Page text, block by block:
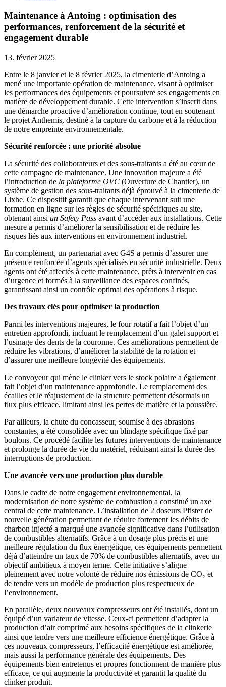
Maintenance à Antoing : optimisation des
performances, renforcement de la sécurité et
engagement durable
13. février 2025
Entre le 8 janvier et le 8 février 2025, la cimenterie d’Antoing a
mené une importante opération de maintenance, visant à optimiser
les performances des équipements et poursuivre ses engagements en
matière de développement durable. Cette intervention s’inscrit dans
une démarche proactive d’amélioration continue, tout en soutenant
le projet Anthemis, destiné à la capture du carbone et à la réduction
de notre empreinte environnementale.
Sécurité renforcée : une priorité absolue
La sécurité des collaborateurs et des sous-traitants a été au cœur de
cette campagne de maintenance. Une innovation majeure a été
l’introduction de la plateforme OVC (Ouverture de Chantier), un
système de gestion des sous-traitants déjà éprouvé à la cimenterie de
Lixhe. Ce dispositif garantit que chaque intervenant suit une
formation en ligne sur les règles de sécurité spécifiques au site,
obtenant ainsi un Safety Pass avant d’accéder aux installations. Cette
mesure a permis d’améliorer la sensibilisation et de réduire les
risques liés aux interventions en environnement industriel.
En complément, un partenariat avec G4S a permis d’assurer une
présence renforcée d’agents spécialisés en sécurité industrielle. Deux
agents ont été affectés à cette maintenance, prêts à intervenir en cas
d’urgence et formés à la surveillance des espaces confinés,
garantissant ainsi un contrôle optimal des opérations à risque.
Des travaux clés pour optimiser la production
Parmi les interventions majeures, le four rotatif a fait l’objet d’un
entretien approfondi, incluant le remplacement d’un galet support et
l’usinage des dents de la couronne. Ces améliorations permettent de
réduire les vibrations, d’améliorer la stabilité de la rotation et
d’assurer une meilleure longévité des équipements.
Le convoyeur qui mène le clinker vers le stock polaire a également
fait l’objet d’un maintenance approfondie. Le remplacement des
écailles et le réajustement de la structure permettent désormais un
flux plus efficace, limitant ainsi les pertes de matière et la poussière.
Par ailleurs, la chute du concasseur, soumise à des abrasions
constantes, a été consolidée avec un blindage spécifique fixé par
boulons. Ce procédé facilite les futures interventions de maintenance
et prolonge la durée de vie du matériel, réduisant ainsi la durée des
interruptions de production.
Une avancée vers une production plus durable
Dans le cadre de notre engagement environnemental, la
modernisation de notre système de combustion a constitué un axe
central de cette maintenance. L’installation de 2 doseurs Pfister de
nouvelle génération permettant de réduire fortement les débits de
charbon injecté a marqué une avancée significative dans l’utilisation
de combustibles alternatifs. Grâce à un dosage plus précis et une
meilleure régulation du flux énergétique, ces équipements permettent
déjà d’atteindre un taux de 70% de combustibles alternatifs, avec un
objectif ambitieux à moyen terme. Cette initiative s’aligne
pleinement avec notre volonté de réduire nos émissions de CO₂ et
de tendre vers un modèle de production plus respectueux de
l’environnement.
En parallèle, deux nouveaux compresseurs ont été installés, dont un
équipé d’un variateur de vitesse. Ceux-ci permettent d’adapter la
production d’air comprimé aux besoins spécifiques de la clinkerie
ainsi que tendre vers une meilleure efficience énergétique. Grâce à
ces nouveaux compresseurs, l’efficacité énergétique est améliorée,
mais aussi la performance générale des équipements. Des
équipements bien entretenus et propres fonctionnent de manière plus
efficace, ce qui augmente la productivité et garantit la qualité du
clinker produit.